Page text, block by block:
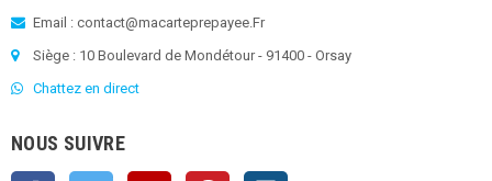
Email : contact@macarteprepayee.Fr
Siège : 10 Boulevard de Mondétour - 91400 - Orsay
Chattez en direct
NOUS SUIVRE